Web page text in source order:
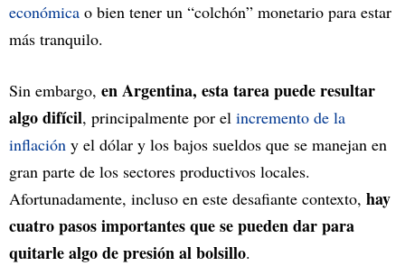
económica o bien tener un “colchón” monetario para estar
más tranquilo.
Sin embargo, en Argentina, esta tarea puede resultar
algo difícil, principalmente por el incremento de la
inflación y el dólar y los bajos sueldos que se manejan en
gran parte de los sectores productivos locales.
Afortunadamente, incluso en este desafiante contexto, hay
cuatro pasos importantes que se pueden dar para
quitarle algo de presión al bolsillo.